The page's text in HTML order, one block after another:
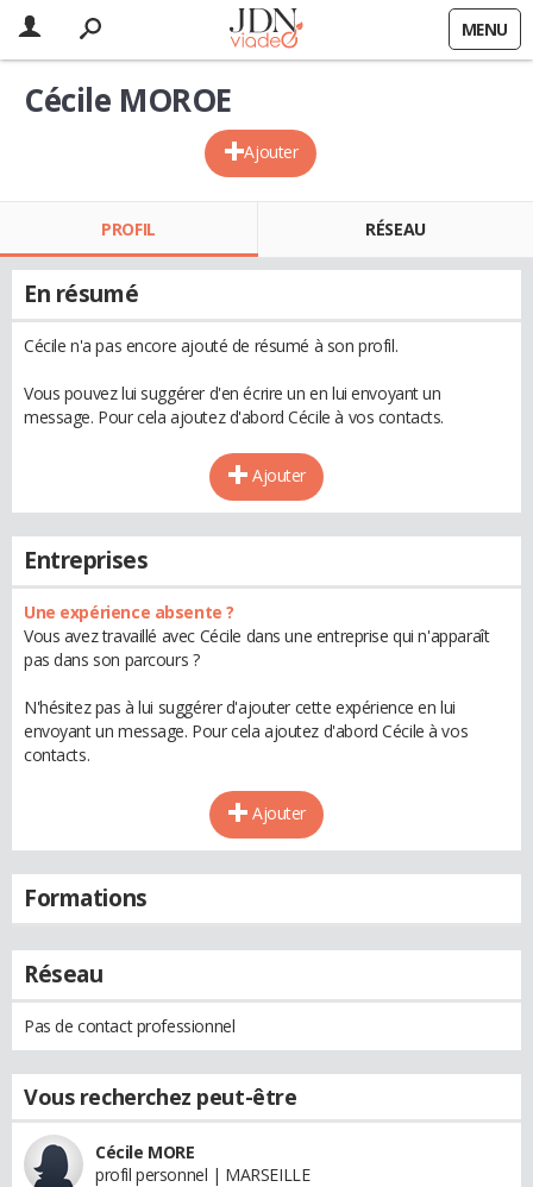
MENU
Ajouter
Cécile MOROE
PROFIL RÉSEAU
En résumé
Cécile n'a pas encore ajouté de résumé à son profil.
Vous pouvez lui suggérer d'en écrire un en lui envoyant un
message. Pour cela ajoutez d'abord Cécile à vos contacts.
Ajouter
Entreprises
Une expérience absente ?
Vous avez travaillé avec Cécile dans une entreprise qui n'apparaît
pas dans son parcours ?
N'hésitez pas à lui suggérer d'ajouter cette expérience en lui
envoyant un message. Pour cela ajoutez d'abord Cécile à vos
contacts.
Ajouter
Formations
Réseau
Pas de contact professionnel
Vous recherchez peut-être
Cécile MORE
profil personnel | MARSEILLE